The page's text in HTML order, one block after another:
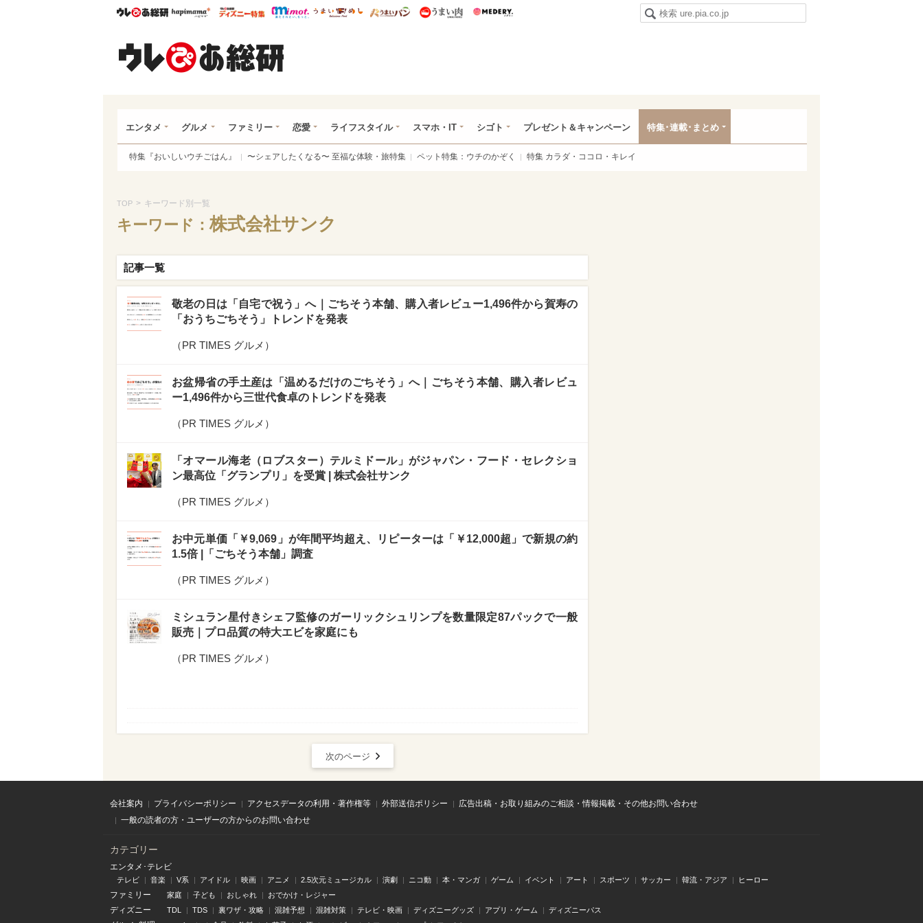
ウレぴあ総研ハピママ* ウレぴあ総研 ディズニー特集
mimot. うまいめし うまいパン うまい肉
エンタメ グルメ ファミリー 恋愛 ライフスタイル スマホ・IT シゴト プレゼント＆キャンペーン 特集･連載･まとめ
特集『おいしいウチごはん』 〜シェアしたくなる〜 至福な体験・旅特集 ペット特集：ウチのかぞく 特集 カラダ・ココロ・キレイ
TOP > キーワード別一覧
キーワード：株式会社サンク
記事一覧
敬老の日は「自宅で祝う」へ｜ごちそう本舗、購入者レビュー1,496件から賀寿の
「おうちごちそう」トレンドを発表
（PR TIMES グルメ ）
お盆帰省の手土産は「温めるだけのごちそう」へ｜ごちそう本舗、購入者レビュ
ー1,496件から三世代食卓のトレンドを発表
（PR TIMES グルメ ）
「オマール海老（ロブスター）テルミドール」がジャパン・フード・セレクショ
ン最高位「グランプリ」を受賞 | 株式会社サンク
（PR TIMES グルメ ）
お中元単価「￥9,069」が年間平均超え、リピーターは「￥12,000超」で新規の約
1.5倍 |「ごちそう本舗」調査
（PR TIMES グルメ ）
ミシュラン星付きシェフ監修のガーリックシュリンプを数量限定87パックで一般
販売｜プロ品質の特大エビを家庭にも
（PR TIMES グルメ ）
次のページ
会社案内 プライバシーポリシー アクセスデータの利用・著作権等 外部送信ポリシー
広告出稿・お取り組みのご相談・情報掲載・その他お問い合わせ
一般の読者の方・ユーザーの方からのお問い合わせ
カテゴリー
エンタメ･テレビ
テレビ 音楽 V系 アイドル 映画 アニメ 2.5次元ミュージカル 演劇 ニコ動 本・マンガ ゲーム イベント アート スポーツ サッカー 韓流・アジア ヒーロー
ファミリー 家庭 子ども おしゃれ おでかけ・レジャー
ディズニー TDL TDS 裏ワザ・攻略 混雑予想 混雑対策 テレビ・映画 ディズニーグッズ アプリ・ゲーム ディズニーパス